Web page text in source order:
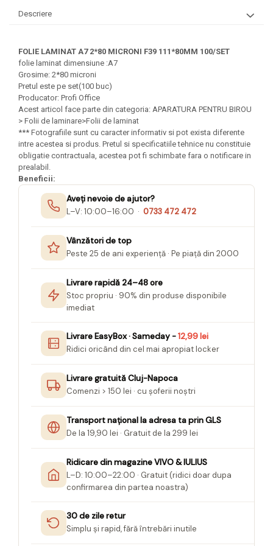
Harti de perete
Creta scolara
Glob Pamantesc Scolar
Materiale Didactice
Instrumente geometrie pentru
tabla scolara
Tablite de desenat magnetice
Sugativa
Articole papetarie pentru copii
Banda adeziva
Compas scolar
Pixuri cu radiera
Seturi Creative pentru Copii
Stampile Copii
Figurine, Ornamente Pasla /Lemn/
Globuri din plastic
Hartie Ambalaj Christmas
idei de Cadouri Craciun
Jucarii Craciun
Lumanari tort, Confetti
Muschi decor
Perforatoare/ Sabloane cu forme de
Craciun
Sclipici/ Lipici cu sclipici/ Paiete
Servetele/ Farfurii/ Pahare/ Paie
Seturi creative Christmas
Umbrele
Decoratiuni Moosgummi
Nasturi
Idei Creative
Descriere
FOLIE LAMINAT A7 2*80 MICRONI F39 111*80MM 100/SET
folie laminat dimensiune :A7
Grosime: 2*80 microni
Pretul este pe set(100 buc)
Producator: Profi Office
Acest articol face parte din categoria: APARATURA PENTRU BIROU
> Folii de laminare>Folii de laminat
*** Fotografiile sunt cu caracter informativ si pot exista diferente
intre acestea si produs. Pretul si specificatiile tehnice nu constituie
obligatie contractuala, acestea pot fi schimbate fara o notificare in
prealabil.
Beneficii:
Aveți nevoie de ajutor?
L–V: 10:00–16:00 · 0733 472 472
Vânzători de top
Peste 25 de ani experiență · Pe piață din 2000
Livrare rapidă 24–48 ore
Stoc propriu · 90% din produse disponibile
imediat
Livrare EasyBox · Sameday -12,99 lei
Ridici oricând din cel mai apropiat locker
Livrare gratuită Cluj-Napoca
Comenzi > 150 lei · cu șoferii noștri
Transport național la adresa ta prin GLS
De la 19,90 lei · Gratuit de la 299 lei
Ridicare din magazine VIVO & IULIUS
L–D: 10:00–22:00 · Gratuit (ridici doar dupa
confirmarea din partea noastra)
30 de zile retur
Simplu și rapid, fără întrebări inutile